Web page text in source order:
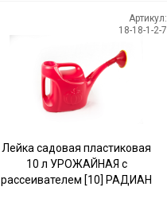
Артикул:
18-18-1-2-7
Лейка садовая пластиковая
10 л УРОЖАЙНАЯ с
рассеивателем [10] РАДИАН